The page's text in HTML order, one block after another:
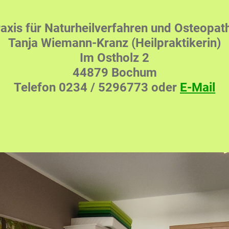
für Naturheilverfahren und
Tanja Wiemann-Kranz (Heilpraktikerin)
Im Ostholz 2
44879 Bochum
Telefon 0234 / 5296773 oder E-Mail